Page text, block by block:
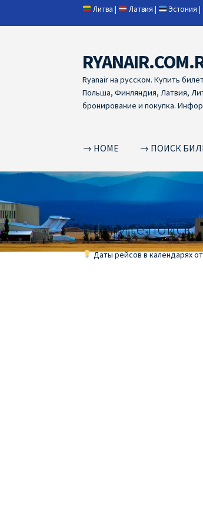
Литва | Латвия | Эстония |
Skip
to
navigation
Skip
to
content
Ryanair на русском. Купить
Польша, Финляндия, Латвия,
бронирование и покупка.
→ HOME → ПОИСК
HomeRYANAIR | ПОИСК
RYANAIR ДОБАВИТЬ БАГАЖ
RYANAIR ИЗ РИГИRyanair
Начните поиск
Даты рейсов в календарях